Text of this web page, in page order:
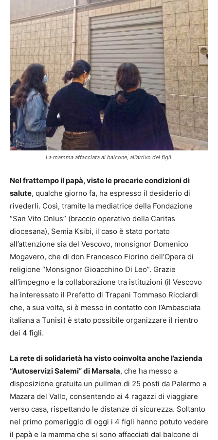
La mamma affacciata al balcone, all’arrivo dei figli.
Nel frattempo il papà, viste le precarie condizioni di
salute, qualche giorno fa, ha espresso il desiderio di
rivederli. Così, tramite la mediatrice della Fondazione
“San Vito Onlus” (braccio operativo della Caritas
diocesana), Semia Ksibi, il caso è stato portato
all’attenzione sia del Vescovo, monsignor Domenico
Mogavero, che di don Francesco Fiorino dell’Opera di
religione “Monsignor Gioacchino Di Leo”. Grazie
all’impegno e la collaborazione tra istituzioni (il Vescovo
ha interessato il Prefetto di Trapani Tommaso Ricciardi
che, a sua volta, si è messo in contatto con l’Ambasciata
italiana a Tunisi) è stato possibile organizzare il rientro
dei 4 figli.
La rete di solidarietà ha visto coinvolta anche l’azienda
“Autoservizi Salemi” di Marsala, che ha messo a
disposizione gratuita un pullman di 25 posti da Palermo a
Mazara del Vallo, consentendo ai 4 ragazzi di viaggiare
verso casa, rispettando le distanze di sicurezza. Soltanto
nel primo pomeriggio di oggi i 4 figli hanno potuto vedere
il papà e la mamma che si sono affacciati dal balcone di